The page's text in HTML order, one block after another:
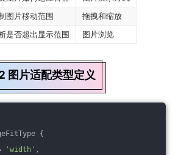
图片移动范围
拖拽和缩放
是否超出显示范围 图片浏览
图片适配类型定义
{
'width' ,